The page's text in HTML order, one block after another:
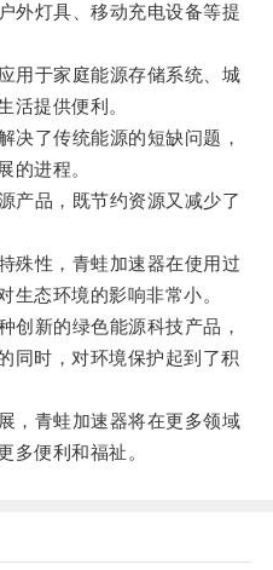
灯具、移动充电设备等提
于家庭能源存储系统、城
活提供便利。
了传统能源的短缺问题，
的进程。
品，既节约资源又减少了
性，青蛙加速器在使用过
生态环境的影响非常小。
新的绿色能源科技产品，
同时，对环境保护起到了积
青蛙加速器将在更多领域
多便利和福祉。